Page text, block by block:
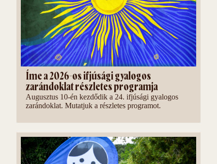
Íme a 2026-os ifjúsági gyalogos
zarándoklat részletes programja
Augusztus 10-én kezdődik a 24. ifjúsági gyalogos
zarándoklat. Mutatjuk a részletes programot.